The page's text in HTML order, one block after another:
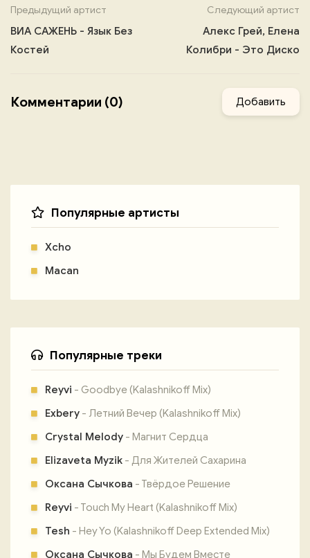
Предыдущий артист
ВИА САЖЕНЬ - Язык Без
Костей
Следующий артист
Алекс Грей, Елена
Колибри - Это Диско
Комментарии (0) Добавить
Популярные артисты
Xcho
Macan
Популярные треки
Reyvi - Goodbye (Kalashnikoff Mix)
Exbery - Летний Вечер (Kalashnikoff Mix)
Crystal Melody - Магнит Сердца
Elizaveta Myzik - Для Жителей Сахарина
Оксана Сычкова - Твёрдое Решение
Reyvi - Touch My Heart (Kalashnikoff Mix)
Tesh - Hey Yo (Kalashnikoff Deep Extended Mix)
Оксана Сычкова - Мы Будем Вместе